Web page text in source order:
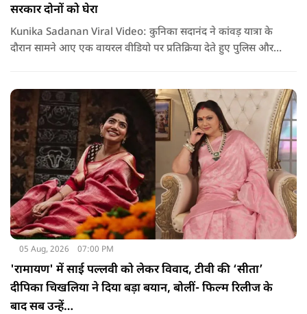
सरकार दोनों को घेरा
Kunika Sadanan Viral Video: कुनिका सदानंद ने कांवड़ यात्रा के
दौरान सामने आए एक वायरल वीडियो पर प्रतिक्रिया देते हुए पुलिस और
मारपीट करता है, तो उसके खिलाफ सख्त कार्रवाई होनी चाहिए.
05 Aug, 2026 07:00 PM
'रामायण' में साई पल्लवी को लेकर विवाद, टीवी की ‘सीता’
दीपिका चिखलिया ने दिया बड़ा बयान, बोलीं- फिल्म रिलीज के
बाद सब उन्हें…